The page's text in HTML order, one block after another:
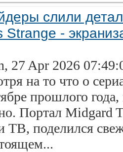
слили
Strange -
27 Apr 2026
на то что о
прошлого
Портал Midgard
ТВ, поделился